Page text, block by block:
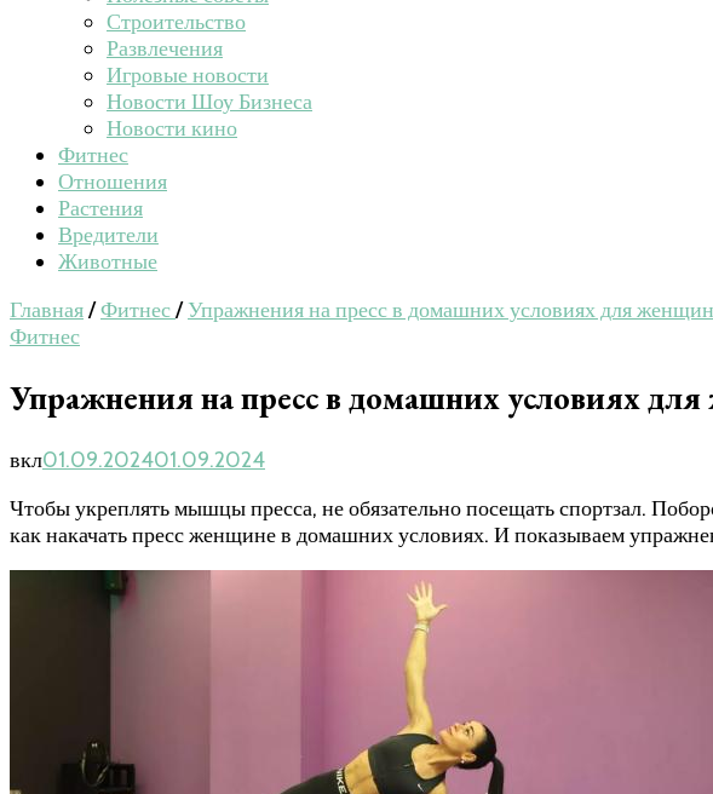
Строительство
Развлечения
Игровые новости
Новости Шоу Бизнеса
Новости кино
Фитнес
Отношения
Растения
Вредители
Животные
Главная/Фитнес/Упражнения на пресс в домашних условиях для
Фитнес
Упражнения на пресс в домашних условиях
вкл01.09.202401.09.2024
Чтобы укреплять мышцы пресса, не обязательно посещать спортзал.
как накачать пресс женщине в домашних условиях. И показываем